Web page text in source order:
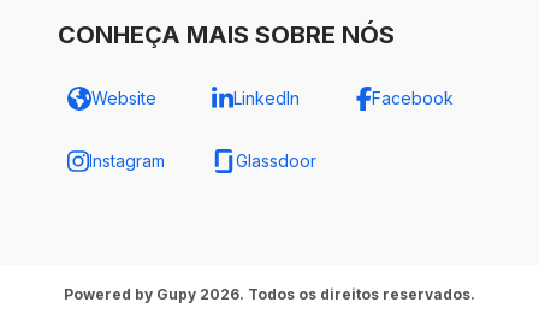
CONHEÇA MAIS SOBRE NÓS
Website LinkedIn Facebook
Instagram Glassdoor
Powered by Gupy 2026. Todos os direitos reservados.